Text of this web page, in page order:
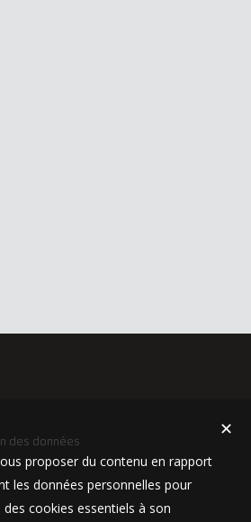
des données
✕
proposer du contenu en rapport
les données personnelles pour
cookies essentiels à son